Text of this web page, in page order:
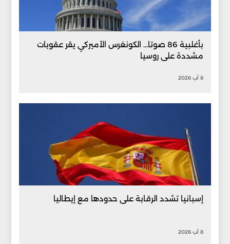
بأغلبية 86 صوتا... الكونغرس الأميركي يقر عقوبات
مشددة على روسيا
8 آب 2026
إسبانيا تشدد الرقابة على حدودها مع إيطاليا
8 آب 2026